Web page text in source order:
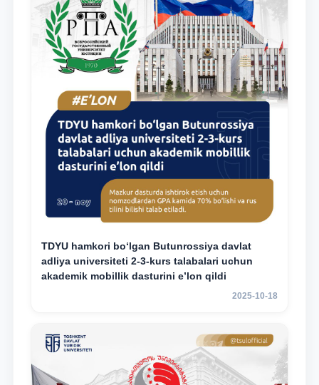
TDYU hamkori bo‘lgan Butunrossiya davlat
adliya universiteti 2-3-kurs talabalari uchun
akademik mobillik dasturini e’lon qildi
2025-10-18